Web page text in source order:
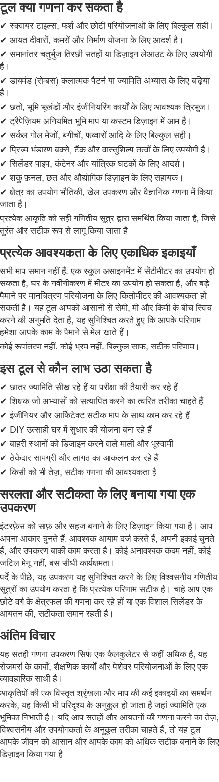
टूल क्या गणना कर सकता है
✔ स्क्वायर टाइल्स, फर्श और छोटी परियोजनाओं के लिए बिल्कुल सही।
✔ आयत दीवारों, कमरों और निर्माण योजना के लिए आदर्श है।
✔ समानांतर चतुर्भुज तिरछी सतहों या डिज़ाइन लेआउट के लिए उपयोगी
है।
✔ डायमंड (रोम्बस) कलात्मक पैटर्न या ज्यामिति अभ्यास के लिए बढ़िया
है।
✔ छतों, भूमि भूखंडों और इंजीनियरिंग कार्यों के लिए आवश्यक त्रिभुज।
✔ ट्रैपेज़ियम अनियमित भूमि माप या कस्टम डिज़ाइन में आम है।
✔ सर्कल गोल मेजों, बगीचों, फव्वारों आदि के लिए बिल्कुल सही।
✔ प्रिज्म भंडारण बक्से, टैंक और वास्तुशिल्प तत्वों के लिए उपयोगी है।
✔ सिलेंडर पाइप, कंटेनर और यांत्रिक घटकों के लिए आदर्श।
✔ शंकु फ़नल, छत और औद्योगिक डिज़ाइन के लिए सहायक।
✔ क्षेत्र का उपयोग भौतिकी, खेल उपकरण और वैज्ञानिक गणना में किया
जाता है।
प्रत्येक आकृति को सही गणितीय सूत्र द्वारा समर्थित किया जाता है, जिसे
तुरंत और सटीक रूप से लागू किया जाता है।
प्रत्येक आवश्यकता के लिए एकाधिक इकाइयाँ
सभी माप समान नहीं हैं. एक स्कूल असाइनमेंट में सेंटीमीटर का उपयोग हो
सकता है, घर के नवीनीकरण में मीटर का उपयोग हो सकता है, और बड़े
पैमाने पर मानचित्रण परियोजना के लिए किलोमीटर की आवश्यकता हो
सकती है। यह टूल आपको आसानी से सेमी, मी और किमी के बीच स्विच
करने की अनुमति देता है, यह सुनिश्चित करते हुए कि आपके परिणाम
हमेशा आपके काम के पैमाने से मेल खाते हैं।
कोई रूपांतरण नहीं. कोई भ्रम नहीं. बिल्कुल साफ, सटीक परिणाम।
इस टूल से कौन लाभ उठा सकता है
✔ छात्र ज्यामिति सीख रहे हैं या परीक्षा की तैयारी कर रहे हैं
✔ शिक्षक जो अभ्यासों को सत्यापित करने का त्वरित तरीका चाहते हैं
✔ इंजीनियर और आर्किटेक्ट सटीक माप के साथ काम कर रहे हैं
✔ DIY उत्साही घर में सुधार की योजना बना रहे हैं
✔ बाहरी स्थानों को डिजाइन करने वाले माली और भूस्वामी
✔ ठेकेदार सामग्री और लागत का आकलन कर रहे हैं
✔ किसी को भी तेज़, सटीक गणना की आवश्यकता है
सरलता और सटीकता के लिए बनाया गया एक
उपकरण
इंटरफ़ेस को साफ़ और सहज बनाने के लिए डिज़ाइन किया गया है। आप
अपना आकार चुनते हैं, आवश्यक आयाम दर्ज करते हैं, अपनी इकाई चुनते
हैं, और उपकरण बाकी काम करता है। कोई अनावश्यक कदम नहीं, कोई
जटिल मेनू नहीं, बस सीधी कार्यक्षमता।
पर्दे के पीछे, यह उपकरण यह सुनिश्चित करने के लिए विश्वसनीय गणितीय
सूत्रों का उपयोग करता है कि प्रत्येक परिणाम सटीक है। चाहे आप एक
छोटे वर्ग के क्षेत्रफल की गणना कर रहे हों या एक विशाल सिलेंडर के
आयतन की, सटीकता समान रहती है।
अंतिम विचार
यह सतही गणना उपकरण सिर्फ एक कैलकुलेटर से कहीं अधिक है, यह
रोजमर्रा के कार्यों, शैक्षणिक कार्यों और पेशेवर परियोजनाओं के लिए एक
व्यावहारिक साथी है।
आकृतियों की एक विस्तृत श्रृंखला और माप की कई इकाइयों का समर्थन
करके, यह किसी भी परिदृश्य के अनुकूल हो जाता है जहां ज्यामिति एक
भूमिका निभाती है। यदि आप सतहों और आयतनों की गणना करने का तेज़,
विश्वसनीय और उपयोगकर्ता के अनुकूल तरीका चाहते हैं, तो यह टूल
आपके जीवन को आसान और आपके काम को अधिक सटीक बनाने के लिए
डिज़ाइन किया गया है।